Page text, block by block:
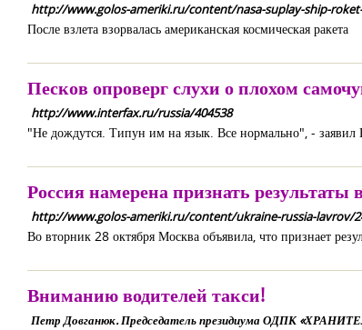
http://www.golos-ameriki.ru/content/nasa-suplay-ship-
После взлета взорвалась американская космическая ракета
Песков опроверг слухи о плохом
http://www.interfax.ru/russia/404538
"Не дождутся. Типун им на язык. Все нормально", - заявил
Россия намерена признать
http://www.golos-ameriki.ru/content/ukraine-russia-lavrov/
Во вторник 28 октября Москва объявила, что признает
Вниманию водителей такси!
Петр Довганюк. Председатель президиума ОДПК